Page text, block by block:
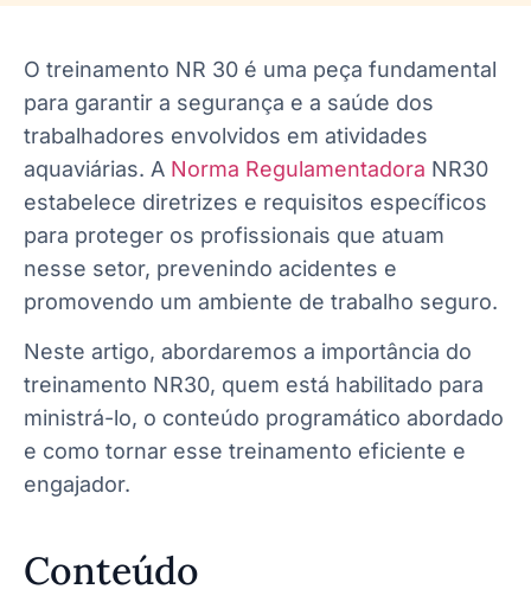
O treinamento NR 30 é uma peça fundamental
para garantir a segurança e a saúde dos
trabalhadores envolvidos em atividades
aquaviárias. A Norma Regulamentadora NR30
estabelece diretrizes e requisitos específicos
para proteger os profissionais que atuam
nesse setor, prevenindo acidentes e
promovendo um ambiente de trabalho seguro.
Neste artigo, abordaremos a importância do
treinamento NR30, quem está habilitado para
ministrá-lo, o conteúdo programático abordado
e como tornar esse treinamento eficiente e
engajador.
Conteúdo